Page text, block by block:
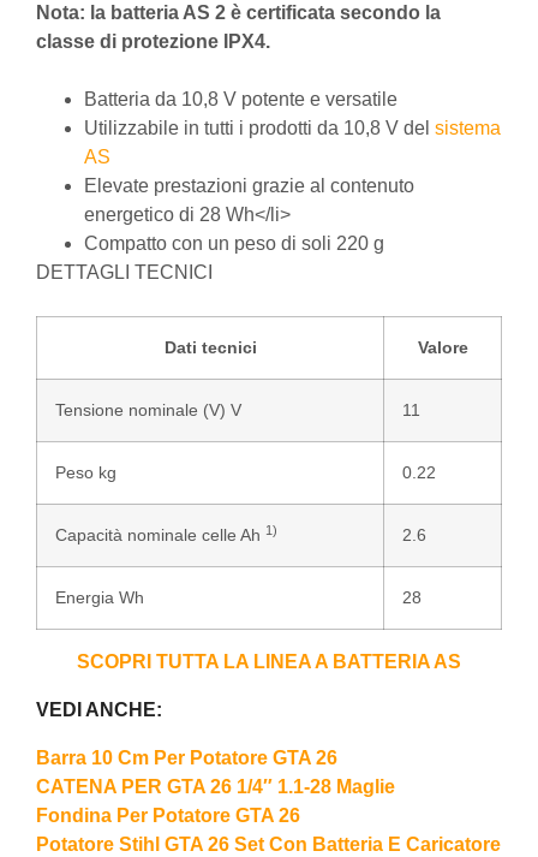
Nota: la batteria AS 2 è certificata secondo la
classe di protezione IPX4.
Batteria da 10,8 V potente e versatile
Utilizzabile in tutti i prodotti da 10,8 V del sistema
AS
Elevate prestazioni grazie al contenuto
energetico di 28 Wh</li>
Compatto con un peso di soli 220 g
DETTAGLI TECNICI
Dati tecnici Valore
Tensione nominale (V) V 11
Peso kg 0.22
Capacità nominale celle Ah 1) 2.6
Energia Wh 28
SCOPRI TUTTA LA LINEA A BATTERIAAS
VEDI ANCHE:
Barra 10 Cm Per Potatore GTA 26
CATENA PER GTA 26 1/4″ 1.1-28 Maglie
Fondina Per Potatore GTA 26
Potatore Stihl GTA 26 Set Con Batteria E Caricatore